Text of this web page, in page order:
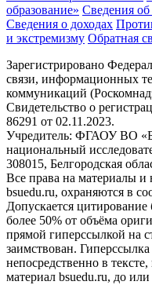
образование» Сведения об
Сведения о доходах
и экстремизму Обратная
Зарегистрировано
связи, информационных
коммуникаций
Свидетельство о
86291 от 02.11.2023.
Учредитель: ФГАОУ ВО
национальный
308015, Белгородская
Все права на материалы и
bsuedu.ru, охраняются в
Допускается цитирование
более 50% от объёма
прямой гиперссылкой на
заимствован.
непосредственно в
материал bsuedu.ru, до